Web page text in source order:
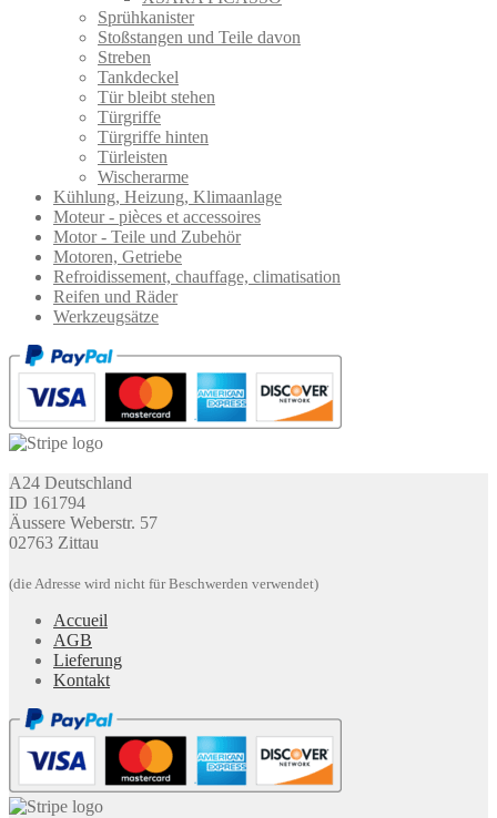
Sprühkanister
Stoßstangen und Teile davon
Streben
Tankdeckel
Tür bleibt stehen
Türgriffe
Türgriffe hinten
Türleisten
Wischerarme
Kühlung, Heizung, Klimaanlage
Moteur - pièces et accessoires
Motor - Teile und Zubehör
Motoren, Getriebe
Refroidissement, chauffage, climatisation
Reifen und Räder
Werkzeugsätze
A24 Deutschland
ID 161794
Äussere Weberstr. 57
02763 Zittau
(die Adresse wird nicht für Beschwerden verwendet)
Accueil
AGB
Lieferung
Kontakt